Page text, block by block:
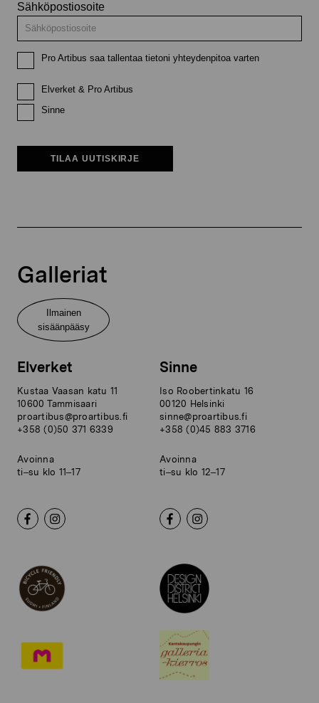
Sähköpostiosoite
Pro Artibus saa tallentaa tietoni yhteydenpitoa varten
Elverket & Pro Artibus
Sinne
TILAA UUTISKIRJE
Galleriat
Ilmainen
sisäänpääsy
Elverket
Kustaa Vaasan katu 11
10600 Tammisaari
proartibus@proartibus.fi
+358 (0)50 371 6339
Avoinna
ti–su klo 11–17
Sinne
Iso Roobertinkatu 16
00120 Helsinki
sinne@proartibus.fi
+358 (0)45 883 3716
Avoinna
ti–su klo 12–17